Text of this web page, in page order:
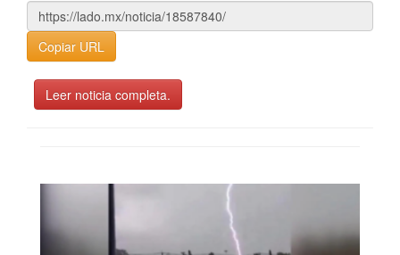
Copiar URL
Leer noticia completa.